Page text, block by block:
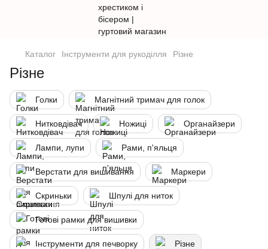
Каталог Інструменти для рукоділля Різне
Різне
Голки Магнітний тримач для голок
Нитковдівач Ножиці Органайзери
Лампи, лупи Рами, п'яльця
Верстати для вишивання Маркери
Скриньки Шпулі для ниток
Готові рамки для вишивки
Інструменти для печворку Різне